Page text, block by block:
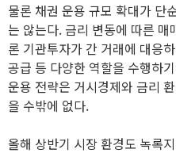
물론 채권 운용 규모 확대가 단
는 않는다. 금리 변동에 따른
론 기관투자가 간 거래에 대응
공급 등 다양한 역할을 수행하
운용 전략은 거시경제와 금리
을 수밖에 없다.
올해 상반기 시장 환경도 녹록